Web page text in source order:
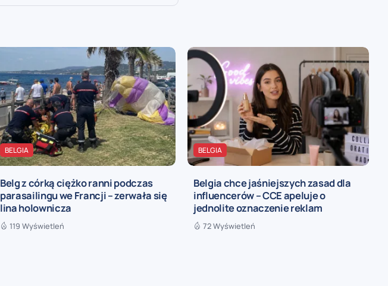
BELGIA
Belg z córką ciężko ranni podczas
parasailingu we Francji – zerwała się
lina holownicza
119 Wyświetleń
BELGIA
Belgia chce jaśniejszych zasad dla
influencerów – CCE apeluje o
jednolite oznaczenie reklam
72 Wyświetleń